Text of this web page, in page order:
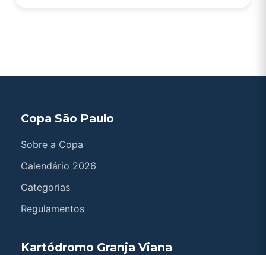
Copa São Paulo
Sobre a Copa
Calendário 2026
Categorias
Regulamentos
Kartódromo Granja Viana